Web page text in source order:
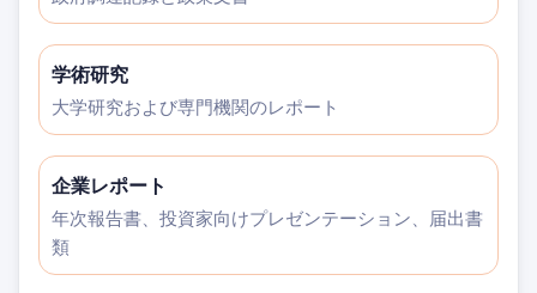
学術研究
大学研究および専門機関のレポート
企業レポート
年次報告書、投資家向けプレゼンテーション、届出書
類